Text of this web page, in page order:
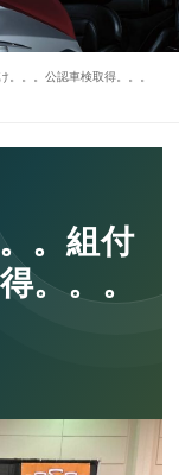
。。公認車検取得。。。
。組付
。。。